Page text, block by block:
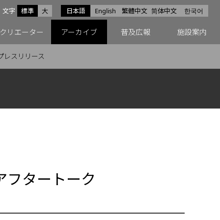
日本語 English 繁體中文 简体中文 한국어
文字サイズ
標準 大
ースfacebook
ースX
スペースInstagram
クリエーター アーカイブ 普及広報 施設案内
レスリリース
フタートーク